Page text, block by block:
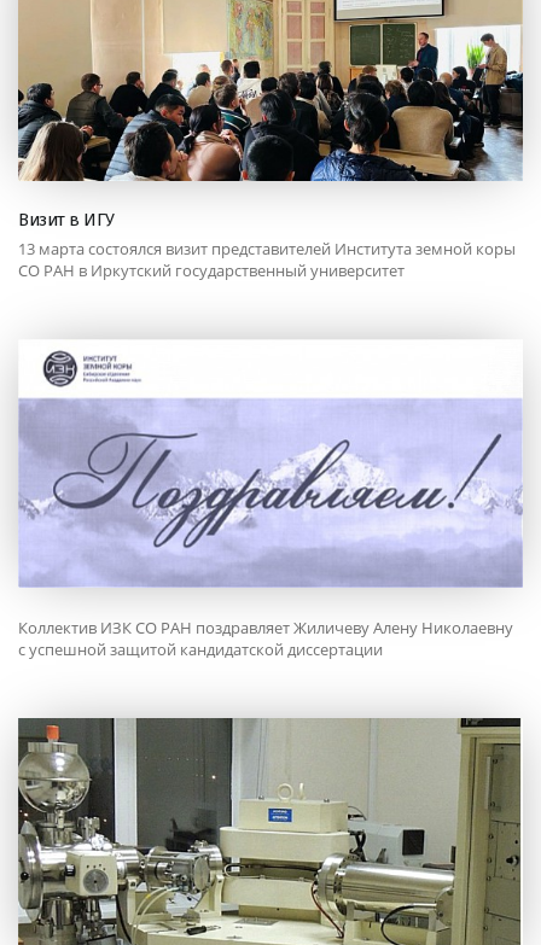
Визит в ИГУ
13 марта состоялся визит представителей Института земной коры
СО РАН в Иркутский государственный университет
Коллектив ИЗК СО РАН поздравляет Жиличеву Алену Николаевну
с успешной защитой кандидатской диссертации